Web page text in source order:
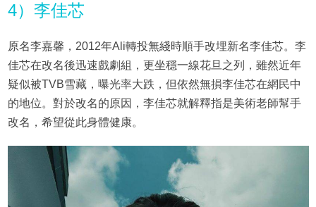
4）李佳芯
原名李嘉馨，2012年Ali轉投無綫時順手改埋新名李佳芯。李
佳芯在改名後迅速戲劇組，更坐穩一線花旦之列，雖然近年
疑似被TVB雪藏，曝光率大跌，但依然無損李佳芯在網民中
的地位。對於改名的原因，李佳芯就解釋指是美術老師幫手
改名，希望從此身體健康。